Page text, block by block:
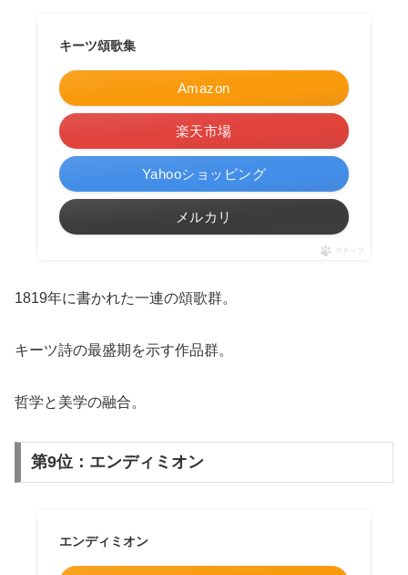
キーツ頌歌集
Amazon
楽天市場
Yahooショッピング
メルカリ
ポチップ
1819年に書かれた一連の頌歌群。
キーツ詩の最盛期を示す作品群。
哲学と美学の融合。
第9位：エンディミオン
エンディミオン